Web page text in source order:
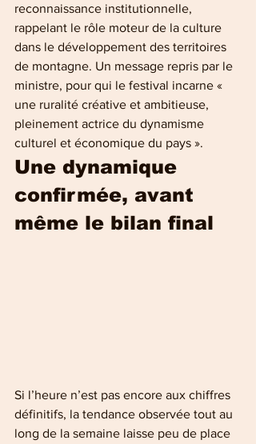
reconnaissance institutionnelle,
rappelant le rôle moteur de la culture
dans le développement des territoires
de montagne. Un message repris par le
ministre, pour qui le festival incarne «
une ruralité créative et ambitieuse,
pleinement actrice du dynamisme
culturel et économique du pays ».
Une dynamique
confirmée, avant
même le bilan final
Si l’heure n’est pas encore aux chiffres
définitifs, la tendance observée tout au
long de la semaine laisse peu de place